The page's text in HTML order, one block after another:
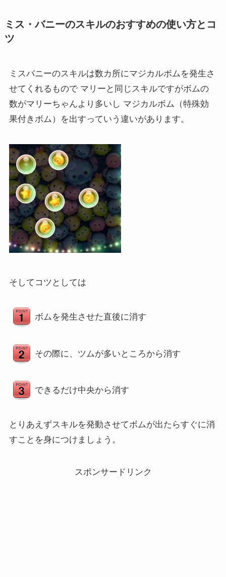
ミス・バニーのスキルのおすすめの使い方とコ
ツ
ミスバニーのスキルは数カ所にマジカルボムを発生さ
せてくれるもので マリーと同じスキルですがボムの
数がマリーちゃんより多いし マジカルボム（特殊効
果付きボム）を出すっていう違いがあります。
そしてコツとしては
ボムを発生させた直後に消す
その際に、ツムが多いところから消す
できるだけ中央から消す
とりあえずスキルを発動させてボムが出たらすぐに消
すことを身につけましょう。
スポンサードリンク